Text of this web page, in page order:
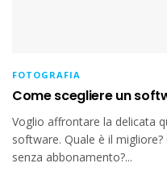
FOTOGRAFIA
Come scegliere un
Voglio affrontare la delicata
software. Quale è il
senza abbonamento?...